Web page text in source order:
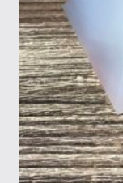
Tietosuojaseloste
Tuotteet
Yritysinfo